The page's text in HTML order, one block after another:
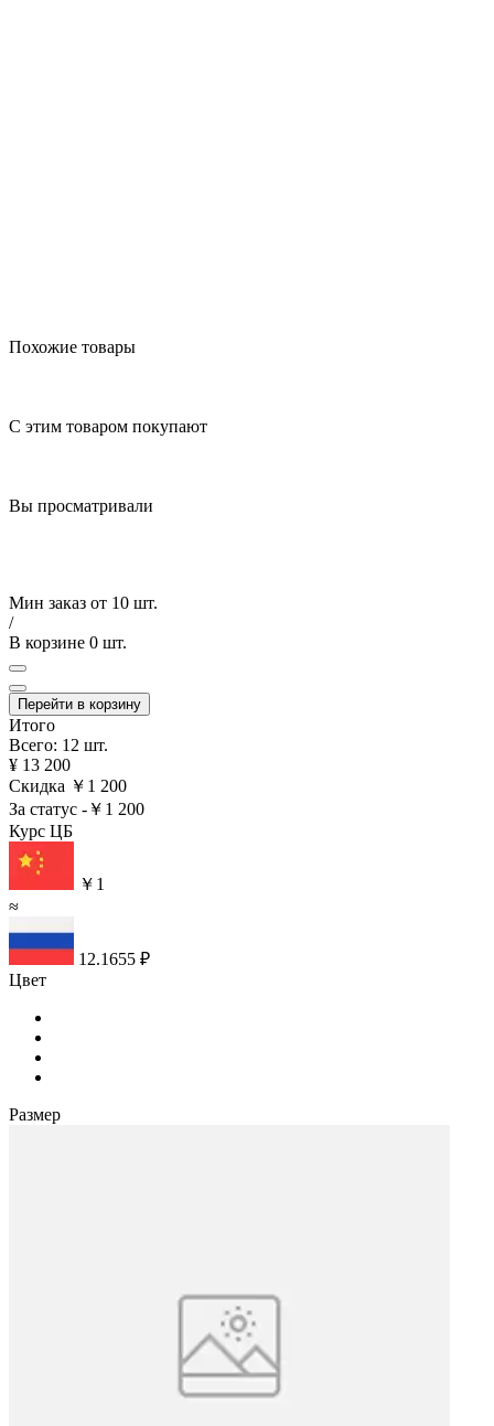
Похожие товары
С этим товаром покупают
Вы просматривали
Мин заказ от 10 шт.
/
В корзине 0 шт.
Перейти в корзину
Итого
Всего: 12 шт.
¥ 13 200
Скидка ￥1 200
За статус -￥1 200
Курс ЦБ
￥1
≈
12.1655 ₽
Цвет
Размер